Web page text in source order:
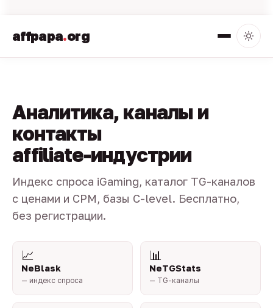
affpapa.org
Аналитика, каналы и
контакты
affiliate-индустрии
Индекс спроса iGaming, каталог TG-каналов
с ценами и CPM, базы C-level. Бесплатно,
без регистрации.
📈
NeBlask
— индекс спроса
📊
NeTGStats
— TG-каналы